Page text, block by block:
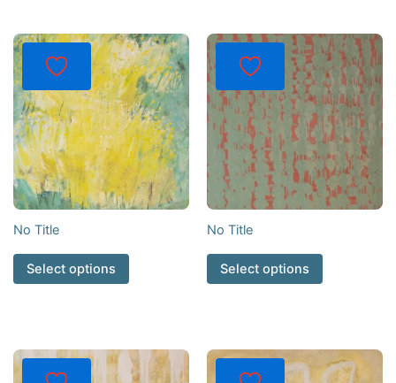
No Title
Select options
No Title
Select options